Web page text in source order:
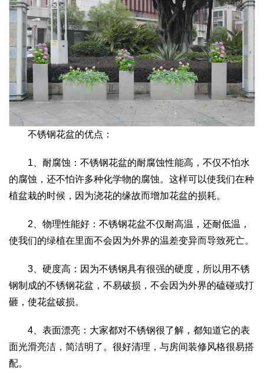
不锈钢花盆的优点：
1、耐腐蚀：不锈钢花盆的耐腐蚀性能高，不仅不怕水
的腐蚀，还不怕许多种化学物的腐蚀。这样可以使我们在种
植盆栽的时候，因为浇花的缘故而增加花盆的损耗。
2、物理性能好：不锈钢花盆不仅耐高温，还耐低温，
使我们的绿植在里面不会因为外界的温差变异而导致死亡。
3、硬度高：因为不锈钢具有很强的硬度，所以用不锈
钢制成的不锈钢花盆，不易破损，不会因为外界的磕碰或打
砸，使花盆破损。
4、表面漂亮：大家都对不锈钢很了解，都知道它的表
面光滑亮洁，简洁明了。很好清理，与房间装修风格很易搭
配。